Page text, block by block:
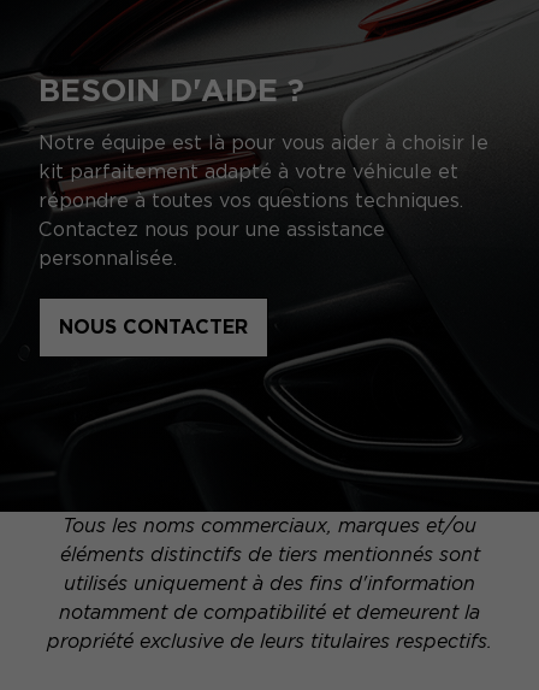
BESOIN D'AIDE ?
Notre équipe est là pour vous aider à choisir le
kit parfaitement adapté à votre véhicule et
répondre à toutes vos questions techniques.
Contactez nous pour une assistance
personnalisée.
NOUS CONTACTER
Tous les noms commerciaux, marques et/ou
éléments distinctifs de tiers mentionnés sont
utilisés uniquement à des fins d'information
notamment de compatibilité et demeurent la
propriété exclusive de leurs titulaires respectifs.